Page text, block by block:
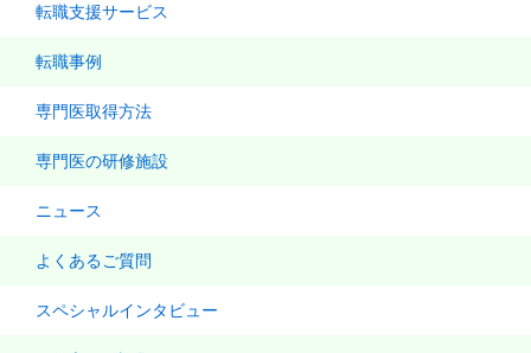
転職支援サービス
転職事例
専門医取得方法
専門医の研修施設
ニュース
よくあるご質問
スペシャルインタビュー